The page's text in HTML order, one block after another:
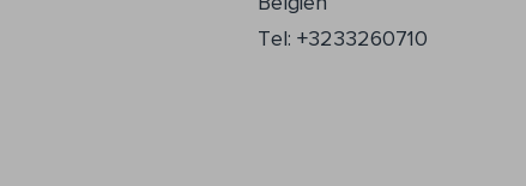
Tel: +3233260710